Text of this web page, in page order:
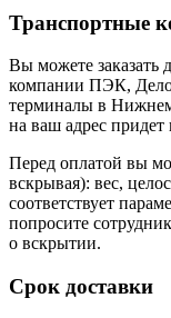
Транспортные
Вы можете заказать
компании ПЭК,
терминалы в
на ваш адрес
Перед оплатой вы
вскрывая): вес,
соответствует
попросите
о вскрытии.
Срок доставки